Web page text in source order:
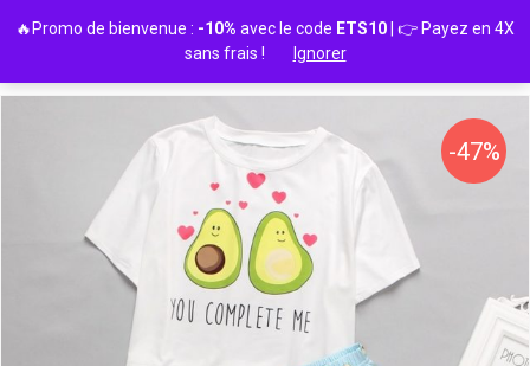
-47%
🔥Promo de bienvenue : -10% avec le code ETS10 | 👉 Payez en 4X
sans frais !
Ignorer